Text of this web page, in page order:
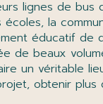
lignes de
la
éducatif
de beaux
véritable
obtenir plus